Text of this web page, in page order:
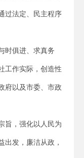
过法定、民主程序
时俱进、求真务
工作实际，创造性
府以及市委、市政
旨，强化以人民为
出发，廉洁从政，